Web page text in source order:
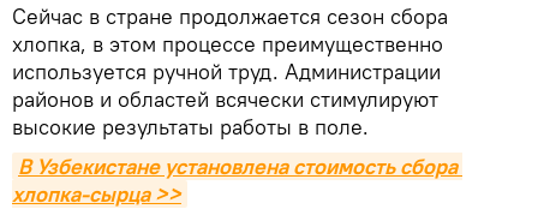
Сейчас в стране продолжается сезон сбора
хлопка, в этом процессе преимущественно
используется ручной труд. Администрации
районов и областей всячески стимулируют
высокие результаты работы в поле.
В Узбекистане установлена стоимость сбора
хлопка-сырца >>